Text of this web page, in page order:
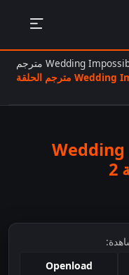
مسلسل الزفاف المستحيل Wedding Impossible مترجم الحلقة
مسلسل الزفاف المستحيل Wedding
Openload